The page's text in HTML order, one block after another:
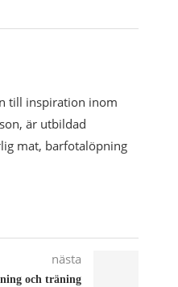
till inspiration inom
är utbildad
mat, barfotalöpning
nästa
och träning